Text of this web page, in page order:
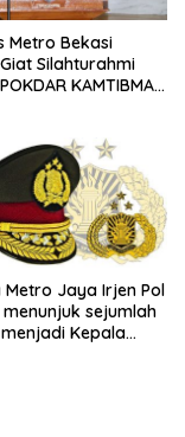
Metro Bekasi
Silahturahmi
KAMTIBMAS
Jaya Irjen Pol
sejumlah
Kepala